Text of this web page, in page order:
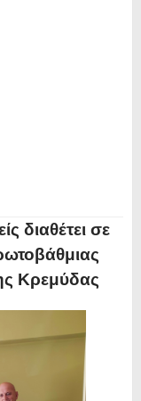
διαθέτει σε
Κρεμύδας